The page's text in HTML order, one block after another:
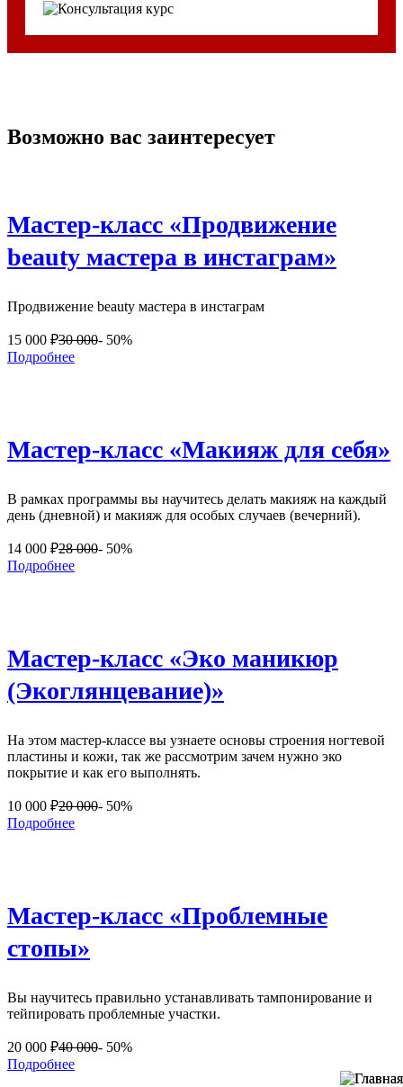
Возможно вас заинтересует
Мастер-класс «Продвижение
beauty мастера в инстаграм»
Продвижение beauty мастера в инстаграм
15 000 ₽30 000- 50%
Подробнее
Мастер-класс «Макияж для себя»
В рамках программы вы научитесь делать макияж на каждый
день (дневной) и макияж для особых случаев (вечерний).
14 000 ₽28 000- 50%
Подробнее
Мастер-класс «Эко маникюр
(Экоглянцевание)»
На этом мастер-классе вы узнаете основы строения ногтевой
пластины и кожи, так же рассмотрим зачем нужно эко
покрытие и как его выполнять.
10 000 ₽20 000- 50%
Подробнее
Мастер-класс «Проблемные
стопы»
Вы научитесь правильно устанавливать тампонирование и
тейпировать проблемные участки.
20 000 ₽40 000- 50%
Подробнее